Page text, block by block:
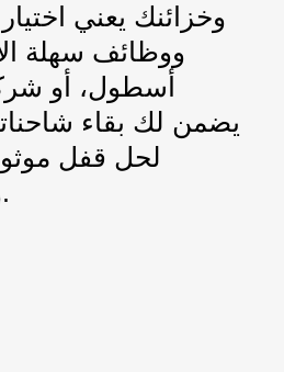
وخزائنك يعني
ووظائف سهلة
أسطول، أو
ومبتكر يلبي متطلبات النقل الحديث.